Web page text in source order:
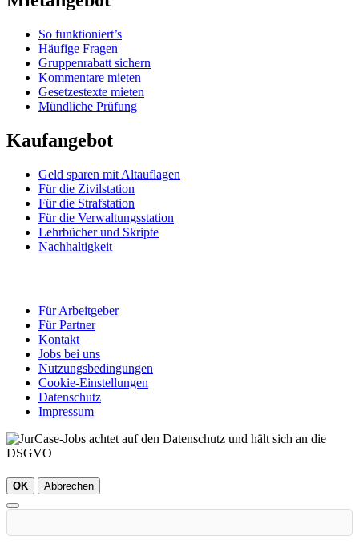
So funktioniert’s
Häufige Fragen
Gruppenrabatt sichern
Kommentare mieten
Gesetzestexte mieten
Mündliche Prüfung
Kaufangebot
Geld sparen mit Altauflagen
Für die Zivilstation
Für die Strafstation
Für die Verwaltungsstation
Lehrbücher und Skripte
Nachhaltigkeit
Für Arbeitgeber
Für Partner
Kontakt
Jobs bei uns
Nutzungsbedingungen
Cookie-Einstellungen
Datenschutz
Impressum
OK Abbrechen